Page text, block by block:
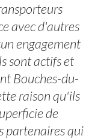
avec d'autres
engagement
sont actifs et
Bouches-du-
raison qu'ils
de
partenaires qui